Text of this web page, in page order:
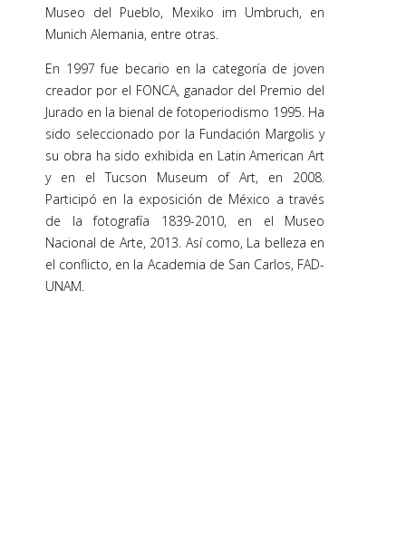
Museo del Pueblo, Mexiko im Umbruch, en
Munich Alemania, entre otras.
En 1997 fue becario en la categoría de joven
creador por el FONCA, ganador del Premio del
Jurado en la bienal de fotoperiodismo 1995. Ha
sido seleccionado por la Fundación Margolis y
su obra ha sido exhibida en Latin American Art
y en el Tucson Museum of Art, en 2008.
Participó en la exposición de México a través
de la fotografía 1839-2010, en el Museo
Nacional de Arte, 2013. Así como, La belleza en
el conflicto, en la Academia de San Carlos, FAD-
UNAM.